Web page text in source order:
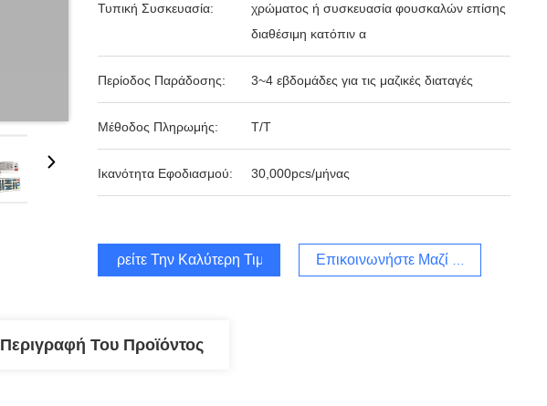
Τυπική Συσκευασία:
χρώματος ή συσκευασία φουσκαλών επίσης
διαθέσιμη κατόπιν α
Περίοδος Παράδοσης: 3~4 εβδομάδες για τις μαζικές διαταγές
Μέθοδος Πληρωμής: Τ/Τ
Ικανότητα Εφοδιασμού: 30,000pcs/μήνας
Βρείτε Την Καλύτερη Τιμή Επικοινωνήστε Μαζί Μας
Περιγραφή Του Προϊόντος